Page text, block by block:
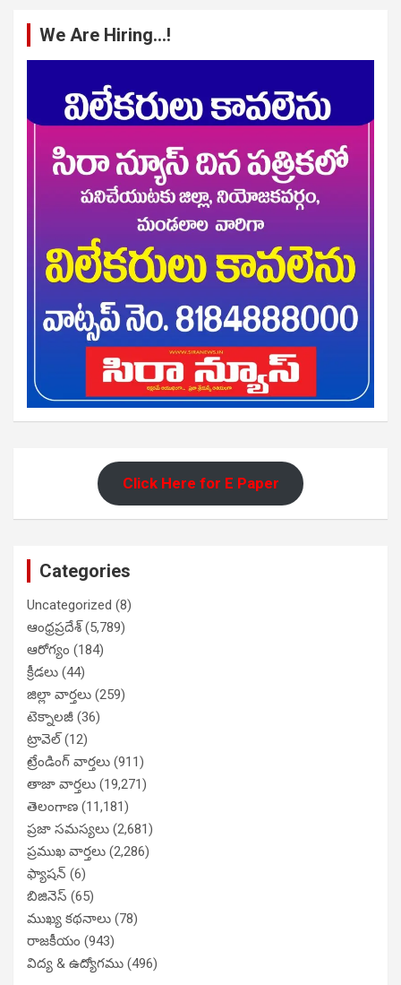
We Are Hiring…!
Click Here for E Paper
Categories
Uncategorized (8)
ఆంధ్రప్రదేశ్(5,789)
ఆరోగ్యం (184)
క్రీడలు (44)
జిల్లా వార్తలు (259)
టెక్నాలజీ (36)
ట్రావెల్(12)
ట్రేండింగ్ వార్తలు (911)
తాజా వార్తలు (19,271)
తెలంగాణ (11,181)
ప్రజా సమస్యలు (2,681)
ప్రముఖ వార్తలు (2,286)
ఫ్యాషన్ (6)
బిజినెస్ (65)
ముఖ్య కథనాలు (78)
రాజకీయం (943)
విద్య & ఉద్యోగము (496)